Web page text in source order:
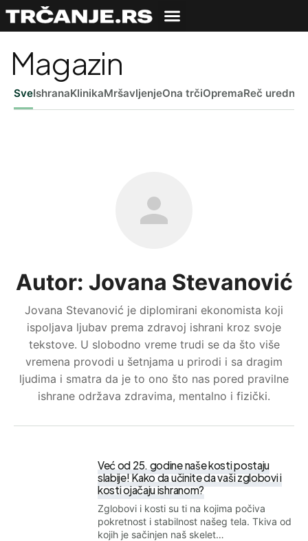
Magazin
SveIshranaKlinikaMršavljenjeOna trčiOpremaReč
Autor: Jovana Stevanović
Jovana Stevanović je diplomirani ekonomista koji
ispoljava ljubav prema zdravoj ishrani kroz svoje
tekstove. U slobodno vreme trudi se da što više
vremena provodi u šetnjama u prirodi i sa dragim
ljudima i smatra da je to ono što nas pored pravilne
ishrane održava zdravima, mentalno i fizički.
Već od 25. godine naše kosti postaju
slabije! Kako da učinite da vaši zglobovi i
kosti ojačaju ishranom?
Zglobovi i kosti su ti na kojima počiva
pokretnost i stabilnost našeg tela. Tkiva od
kojih je sačinjen naš skelet…